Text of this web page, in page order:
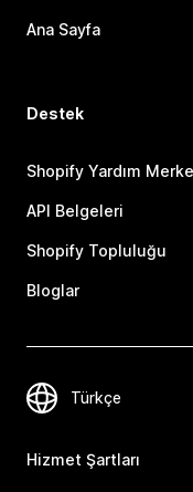
Ana Sayfa
Destek
Shopify Yardım
API Belgeleri
Shopify Topluluğu
Bloglar
Hizmet Şartları